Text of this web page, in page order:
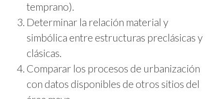
temprano).
Determinar la relación material y
simbólica entre estructuras preclásicas y
clásicas.
Comparar los procesos de urbanización
con datos disponibles de otros sitios del